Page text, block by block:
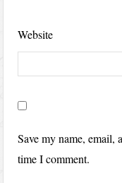
Website
Save my name, email,
time I comment.